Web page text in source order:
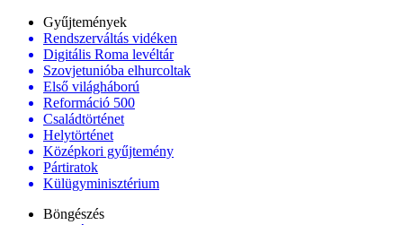
Gyűjtemények
Rendszerváltás vidéken
Digitális Roma levéltár
Szovjetunióba elhurcoltak
Első világháború
Reformáció 500
Családtörténet
Helytörténet
Középkori gyűjtemény
Pártiratok
Külügyminisztérium
Böngészés